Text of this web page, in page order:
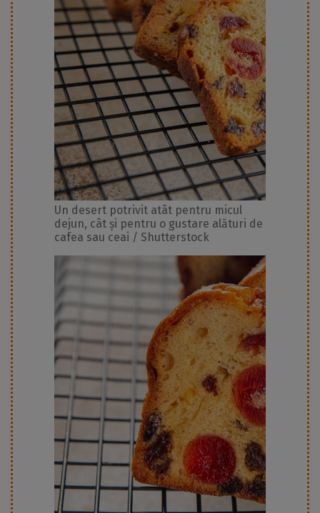
Un desert potrivit atât pentru micul
dejun, cât și pentru o gustare alături de
cafea sau ceai / Shutterstock